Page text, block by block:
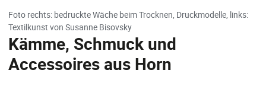
Foto rechts: bedruckte Wäche beim Trocknen, Druckmodelle, links:
Textilkunst von Susanne Bisovsky
Kämme, Schmuck und
Accessoires aus Horn